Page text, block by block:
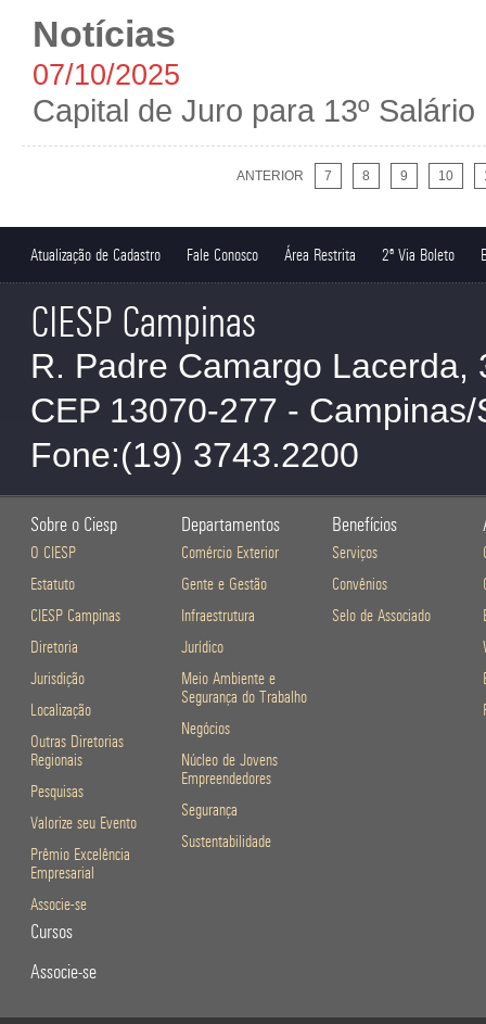
Notícias
07/10/2025
Capital de Juro para 13º Salário
ANTERIOR 7 8 9 10
Atualização de Cadastro Fale Conosco Área Restrita 2ª Via Boleto
CIESP Campinas
R. Padre Camargo Lacerda,
CEP 13070-277 - Campinas/
Fone:(19) 3743.2200
Sobre o Ciesp
O CIESP
Estatuto
CIESP Campinas
Diretoria
Jurisdição
Localização
Outras Diretorias
Regionais
Pesquisas
Valorize seu Evento
Prêmio Excelência
Empresarial
Associe-se
Departamentos
Comércio Exterior
Gente e Gestão
Infraestrutura
Jurídico
Meio Ambiente e
Segurança do Trabalho
Negócios
Núcleo de Jovens
Empreendedores
Segurança
Sustentabilidade
Benefícios
Serviços
Convênios
Selo de Associado
Cursos
Associe-se